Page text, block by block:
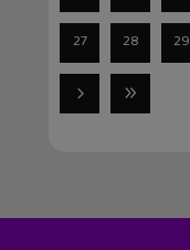
27 28 29